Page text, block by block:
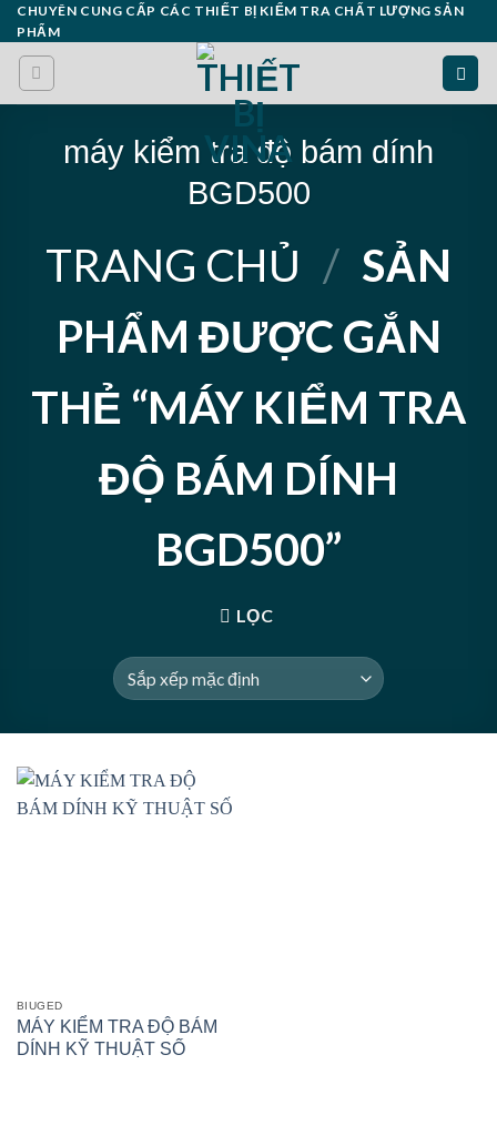
Skip
to
content
CHUYÊN CUNG CẤP CÁC THIẾT BỊ KIỂM TRA CHẤT LƯỢNG SẢN
PHẨM
máy kiểm tra độ bám dính
BGD500
TRANG CHỦ / SẢN
PHẨM ĐƯỢC GẮN
THẺ “MÁY KIỂM TRA
ĐỘ BÁM DÍNH
BGD500”
LỌC
BIUGED
MÁY KIỂM TRA ĐỘ BÁM
DÍNH KỸ THUẬT SỐ